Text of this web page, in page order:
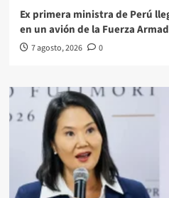
Ex primera ministra de Perú
en un avión de la Fuerza
7 agosto, 2026 0